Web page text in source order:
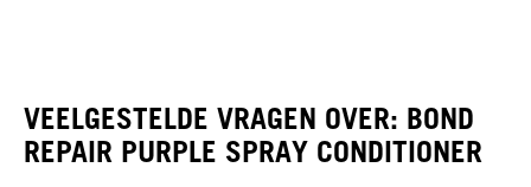
VEELGESTELDE VRAGEN OVER: BOND
REPAIR PURPLE SPRAY CONDITIONER